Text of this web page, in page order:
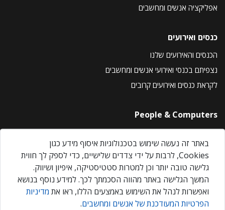
אפליקציה אנשים ומחשבים
כנסים ואירועים
הכנסים והאירועים שלנו
נצפיתם בכנסי ואירועי אנשים ומחשבים
לקראת כנסים ואירועים קרובים
People & Computers
About Us
Privacy Policy
Contact Us
Our Events
באתר זה נעשה שימוש בטכנולוגיות איסוף מידע כגון
Cookies, לרבות על ידי צדדים שלישיים, כדי לספק לך חווית
גלישה טובה יותר וכן למטרות סטטיסטיקה, איפיון ושיווק.
המשך הגלישה באתר מהווה הסכמתך לכך. למידע נוסף בנושא
ואפשרות לנהל את השימוש באמצעים הללו, ראו את מדיניות
הפרטיות המעודכנת של אנשים ומחשבים.